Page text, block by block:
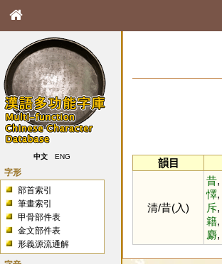
中文 ENG
字形
部首索引
筆畫索引
甲骨部件表
金文部件表
形義源流通解
韻目
清/昔(入)
昔,
懌,
斥,
籍,
麝,